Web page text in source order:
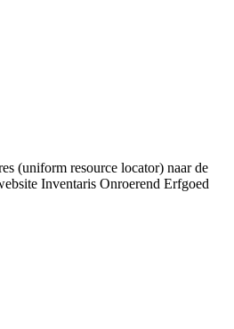
(uniform resource locator) naar de
Inventaris Onroerend Erfgoed